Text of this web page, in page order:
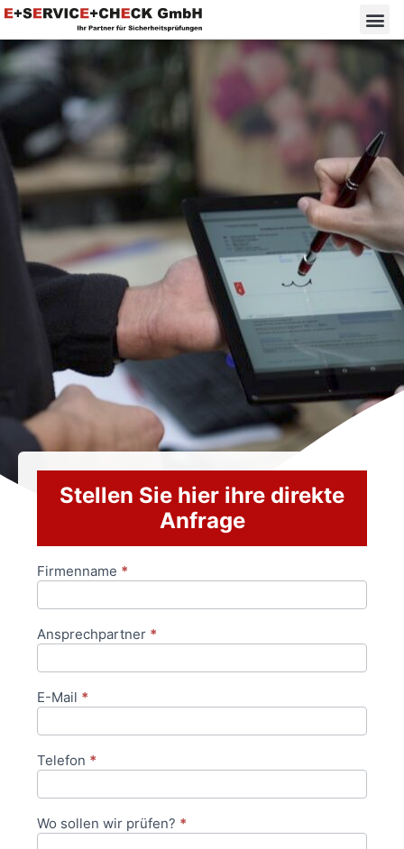
Stellen Sie hier ihre direkte
Anfrage
Anfrageformular
Firmenname *
Ansprechpartner *
E-Mail *
Telefon *
Wo sollen wir prüfen? *